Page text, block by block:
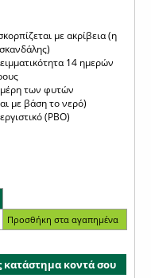
με ακρίβεια (η
14 ημερών
μέρη των φυτών
με βάση το νερό)
(PBO)
κατάστημα κοντά σου